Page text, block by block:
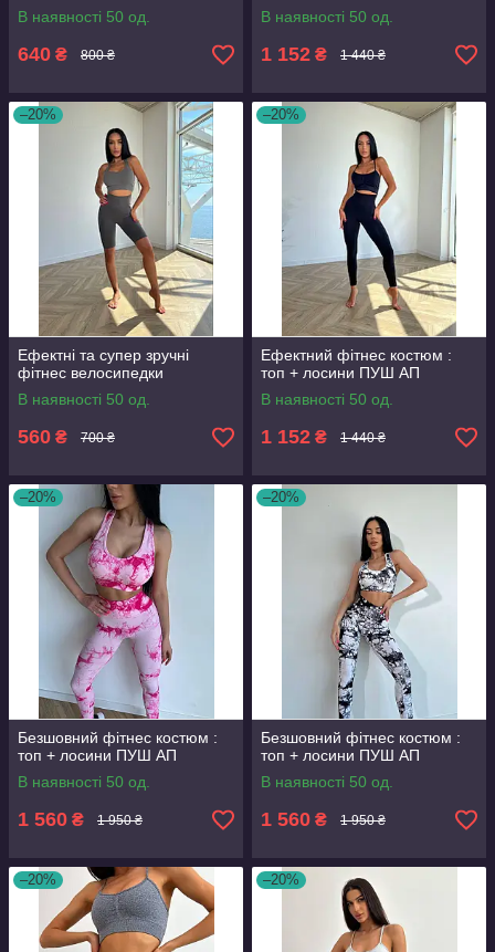
В наявності 50 од.
640 ₴ 800 ₴
В наявності 50 од.
1 152 ₴ 1 440 ₴
–20%
Ефектні та супер зручні
фітнес велосипедки
В наявності 50 од.
560 ₴ 700 ₴
–20%
Ефектний фітнес костюм :
топ + лосини ПУШ АП
В наявності 50 од.
1 152 ₴ 1 440 ₴
–20%
Безшовний фітнес костюм :
топ + лосини ПУШ АП
В наявності 50 од.
1 560 ₴ 1 950 ₴
–20%
Безшовний фітнес костюм :
топ + лосини ПУШ АП
В наявності 50 од.
1 560 ₴ 1 950 ₴
–20% –20%